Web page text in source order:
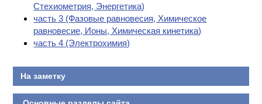
Стехиометрия, Энергетика)
часть 3 (Фазовые равновесия, Химическое
равновесие, Ионы, Химическая кинетика)
часть 4 (Электрохимия)
На заметку